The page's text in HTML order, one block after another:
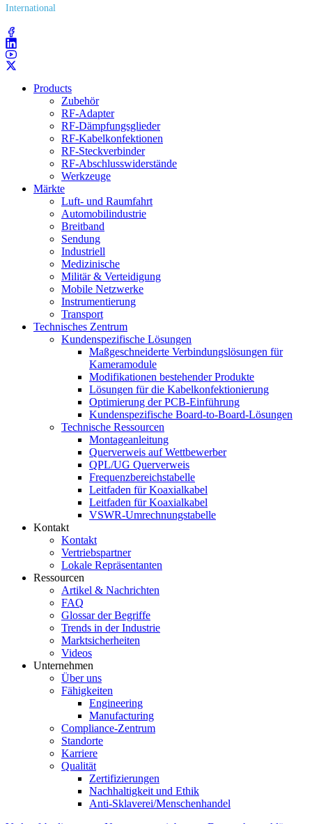
International
Products
Zubehör
RF-Adapter
RF-Dämpfungsglieder
RF-Kabelkonfektionen
RF-Steckverbinder
RF-Abschlusswiderstände
Werkzeuge
Märkte
Luft- und Raumfahrt
Automobilindustrie
Breitband
Sendung
Industriell
Medizinische
Militär & Verteidigung
Mobile Netzwerke
Instrumentierung
Transport
Technisches Zentrum
Kundenspezifische Lösungen
Maßgeschneiderte Verbindungslösungen für
Kameramodule
Modifikationen bestehender Produkte
Lösungen für die Kabelkonfektionierung
Optimierung der PCB-Einführung
Kundenspezifische Board-to-Board-Lösungen
Technische Ressourcen
Montageanleitung
Querverweis auf Wettbewerber
QPL/UG Querverweis
Frequenzbereichstabelle
Leitfaden für Koaxialkabel
Leitfaden für Koaxialkabel
VSWR-Umrechnungstabelle
Kontakt
Kontakt
Vertriebspartner
Lokale Repräsentanten
Ressourcen
Artikel & Nachrichten
FAQ
Glossar der Begriffe
Trends in der Industrie
Marktsicherheiten
Videos
Unternehmen
Über uns
Fähigkeiten
Engineering
Manufacturing
Compliance-Zentrum
Standorte
Karriere
Qualität
Zertifizierungen
Nachhaltigkeit und Ethik
Anti-Sklaverei/Menschenhandel